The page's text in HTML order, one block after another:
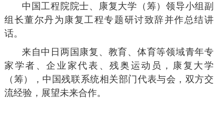
中国工程院院士、康复大学（筹）领导小组副
组长董尔丹为康复工程专题研讨致辞并作总结讲
话。
来自中日两国康复、教育、体育等领域青年专
家学者、企业家代表、残奥运动员，康复大学
（筹），中国残联系统相关部门代表与会，双方交
流经验，展望未来合作。